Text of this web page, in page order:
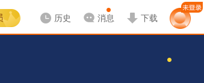
历史 消息 下载